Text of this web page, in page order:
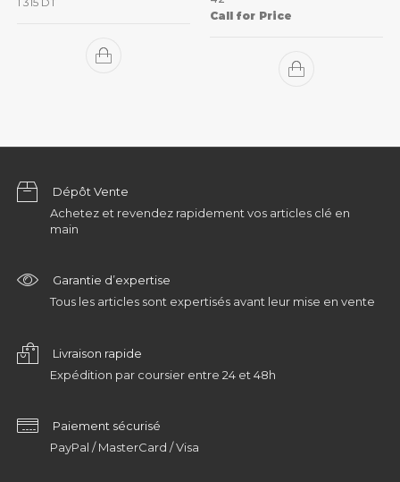
Call for Price
Dépôt Vente
Achetez et revendez rapidement vos articles clé en
main
Garantie d’expertise
Tous les articles sont expertisés avant leur mise en vente
Livraison rapide
Expédition par coursier entre 24 et 48h
Paiement sécurisé
PayPal / MasterCard / Visa